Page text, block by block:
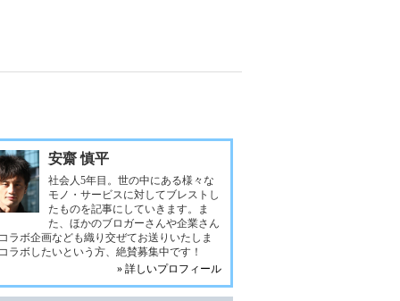
安齋 慎平
社会人5年目。世の中にある様々な
モノ・サービスに対してブレストし
たものを記事にしていきます。ま
た、ほかのブロガーさんや企業さん
ラボ企画なども織り交ぜてお送りいたしま
ラボしたいという方、絶賛募集中です！
» 詳しいプロフィール